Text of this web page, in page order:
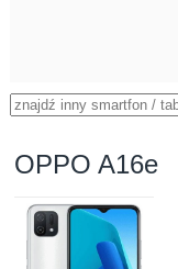
OPPO A16e